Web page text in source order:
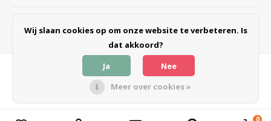
0
© Copyright 2026 Meubel & Outlet Weert - Powered by
Wij slaan cookies op om onze website te verbeteren. Is
dat akkoord?
Ja
Nee
Meer over cookies »